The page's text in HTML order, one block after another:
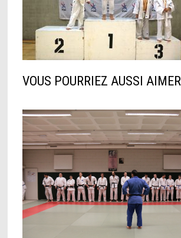
VOUS POURRIEZ AUSSI AIMER